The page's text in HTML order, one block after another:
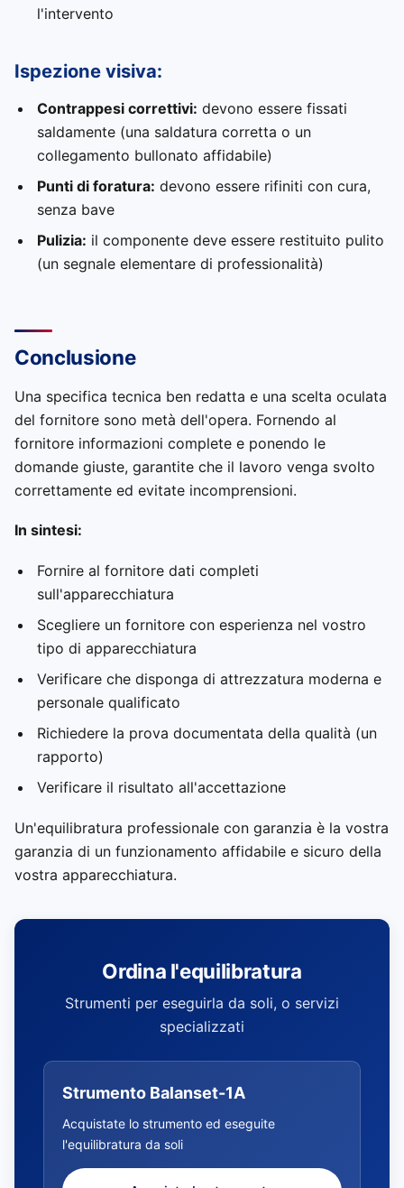
l'intervento
Ispezione visiva:
Contrappesi correttivi: devono essere fissati
saldamente (una saldatura corretta o un
collegamento bullonato affidabile)
Punti di foratura: devono essere rifiniti con cura,
senza bave
Pulizia: il componente deve essere restituito pulito
(un segnale elementare di professionalità)
Conclusione
Una specifica tecnica ben redatta e una scelta oculata
del fornitore sono metà dell'opera. Fornendo al
fornitore informazioni complete e ponendo le
domande giuste, garantite che il lavoro venga svolto
correttamente ed evitate incomprensioni.
In sintesi:
Fornire al fornitore dati completi
sull'apparecchiatura
Scegliere un fornitore con esperienza nel vostro
tipo di apparecchiatura
Verificare che disponga di attrezzatura moderna e
personale qualificato
Richiedere la prova documentata della qualità (un
rapporto)
Verificare il risultato all'accettazione
Un'equilibratura professionale con garanzia è la vostra
garanzia di un funzionamento affidabile e sicuro della
vostra apparecchiatura.
Ordina l'equilibratura
Strumenti per eseguirla da soli, o servizi
specializzati
Strumento Balanset-1A
Acquistate lo strumento ed eseguite
l'equilibratura da soli